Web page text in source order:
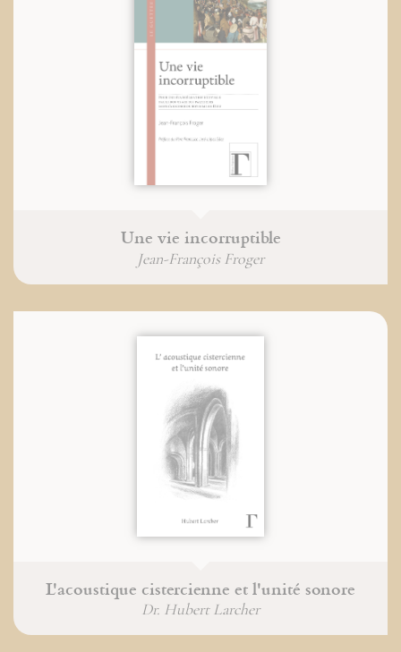
Une vie incorruptible
Jean-François Froger
L'acoustique cistercienne et l'unité sonore
Dr. Hubert Larcher